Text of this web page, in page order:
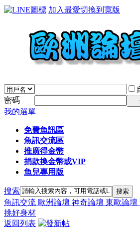
加入最愛切換到寬版
密碼
我的選單
免費魚訊區
魚訊交流區
推廣得金幣
捐款換金幣或VIP
魚兒專用版
搜索 搜索
魚訊交流 歐洲論壇 神奇論壇 東歐論壇
挑好身材
返回列表